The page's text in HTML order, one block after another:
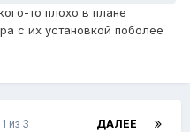
то плохо в плане
с их установкой поболее
ДАЛЕЕ
из 3